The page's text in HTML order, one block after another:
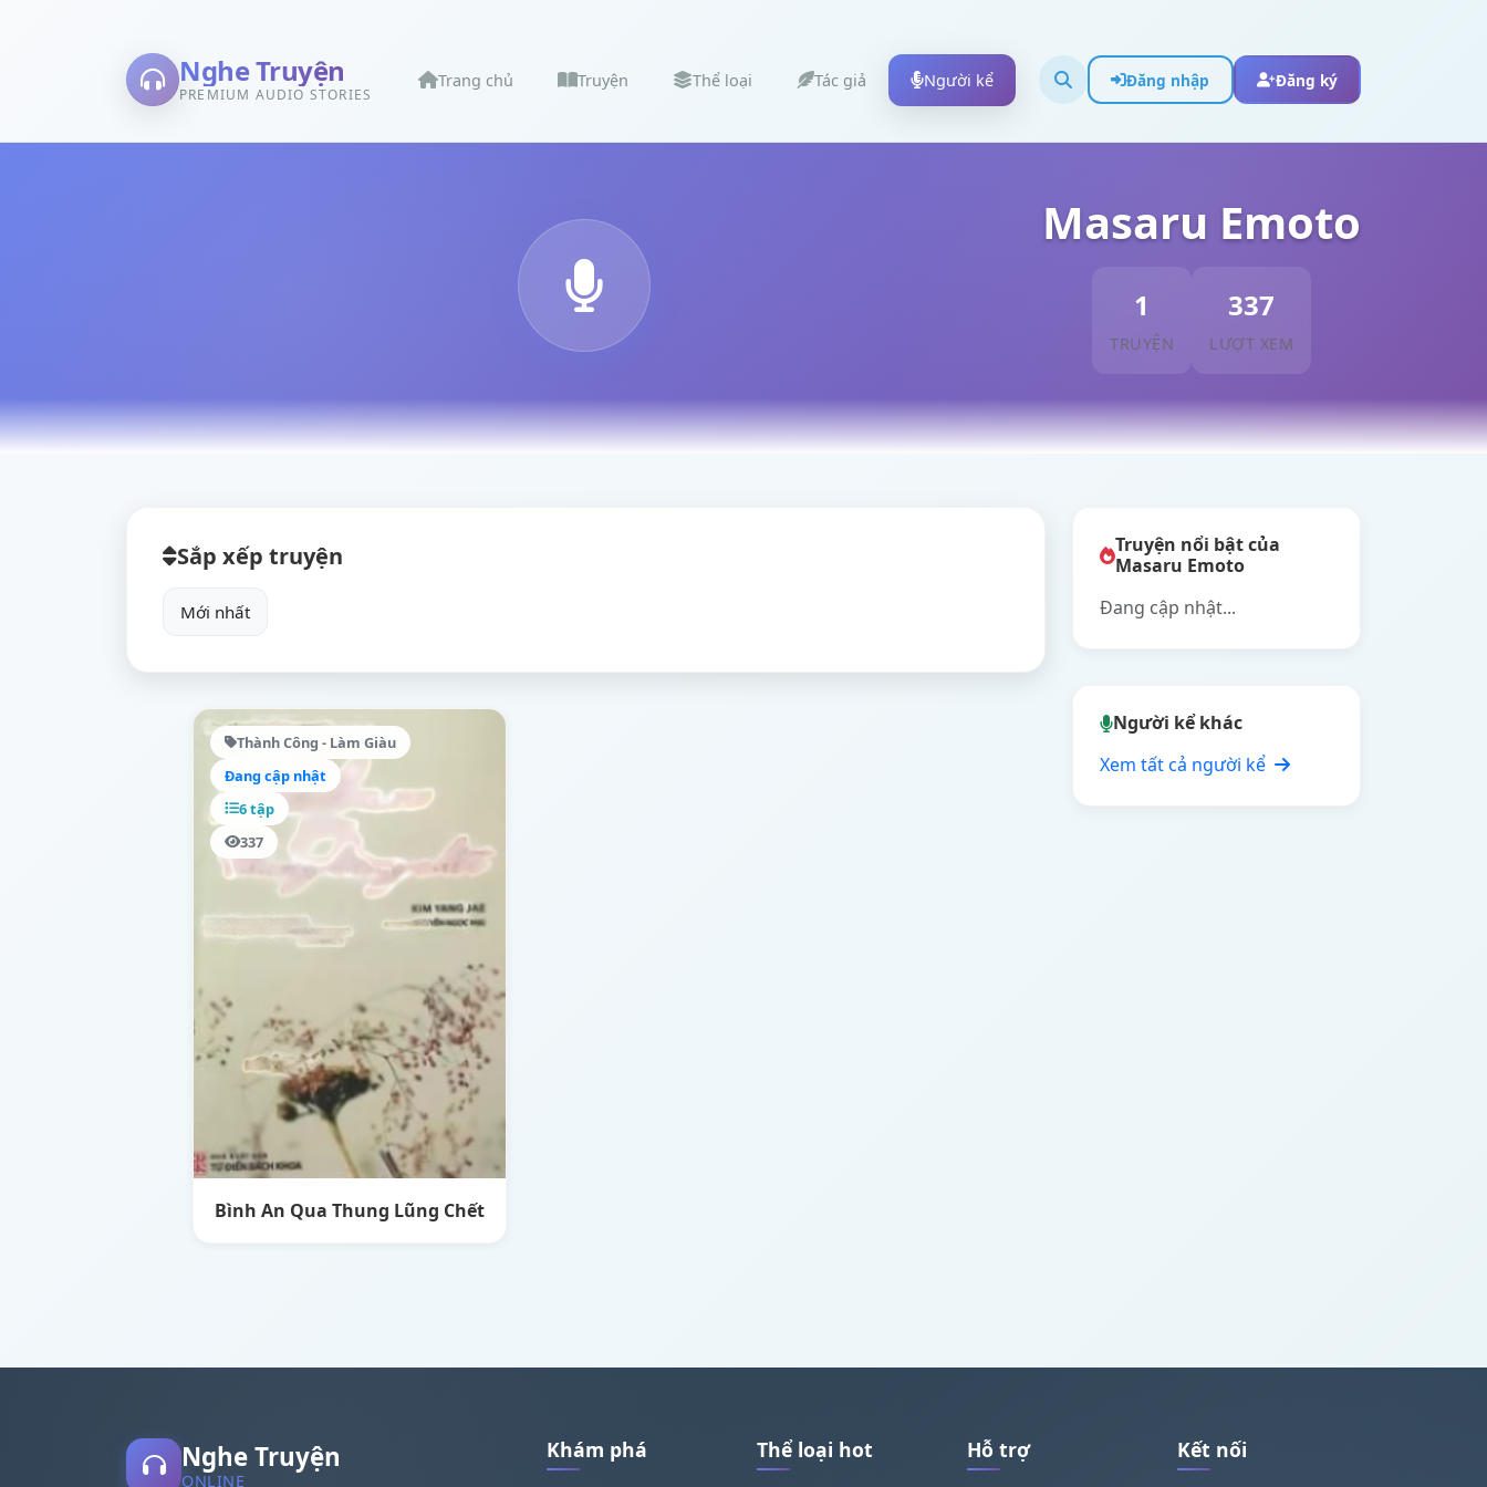
Nghe Truyện
PREMIUM AUDIO STORIES
Trang chủ Truyện Thể loại Tác giả Người kể Đăng nhập Đăng ký
Masaru Emoto
1
TRUYỆN
337
LƯỢT XEM
Sắp xếp truyện
Thành Công - Làm Giàu
Đang cập nhật
6 tập
337
Bình An Qua Thung Lũng Chết
Truyện nổi bật của
Masaru Emoto
Đang cập nhật...
Người kể khác
Xem tất cả người kể
Nghe Truyện
ONLINE
Khám phá Thể loại hot Hỗ trợ Kết nối